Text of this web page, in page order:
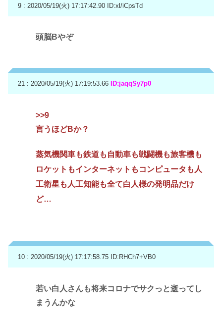
9 : 2020/05/19(火) 17:17:42.90 ID:xl/iCpsTd
頭脳Bやぞ
21 : 2020/05/19(火) 17:19:53.66 ID:jaqqSy7p0
>>9
言うほどBか？
蒸気機関車も鉄道も自動車も戦闘機も旅客機も
ロケットもインターネットもコンピュータも人
工衛星も人工知能も全て白人様の発明品だけ
ど…
10 : 2020/05/19(火) 17:17:58.75 ID:RHCh7+VB0
若い白人さんも将来コロナでサクっと逝ってし
まうんかな